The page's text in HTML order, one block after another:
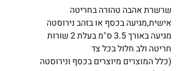
שרשרת אהבה טהורה בחריטה
אישית,מגיעה בכסף או בזהב נירוסטה
מגיעה באורך 3.5 ס"מ בעלת 2 שורות
חריטה ולב חלול בכל צד
(כלל המוצרים מיוצרים בכסף ונירוסטה